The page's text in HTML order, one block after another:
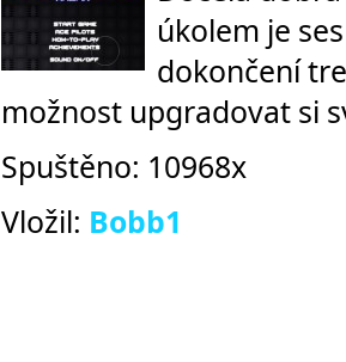
úkolem je
dokončení
možnost upgradovat si
Spuštěno: 10968x
Vložil: Bobb1